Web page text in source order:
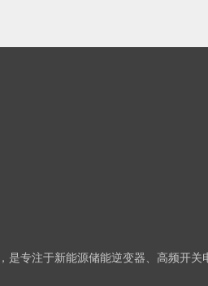
是专注于新能源储能逆变器、高频开关